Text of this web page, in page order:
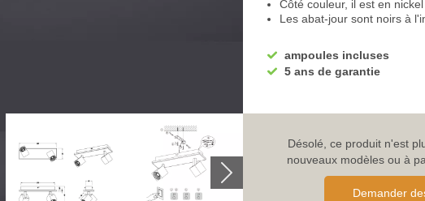
Côté couleur, il est en
Les abat-jour sont noirs à
Laplafonniera une largeur
Avec une longueur de 30 cm
Il y a 1 LED SMD de 4
Avec une puissance
3000 kelvins donnent une
Haute valeur de rendu des
ampoules incluses
5 ans de garantie
Désolé, ce produit n'est
nouveaux modèles ou à
Demander